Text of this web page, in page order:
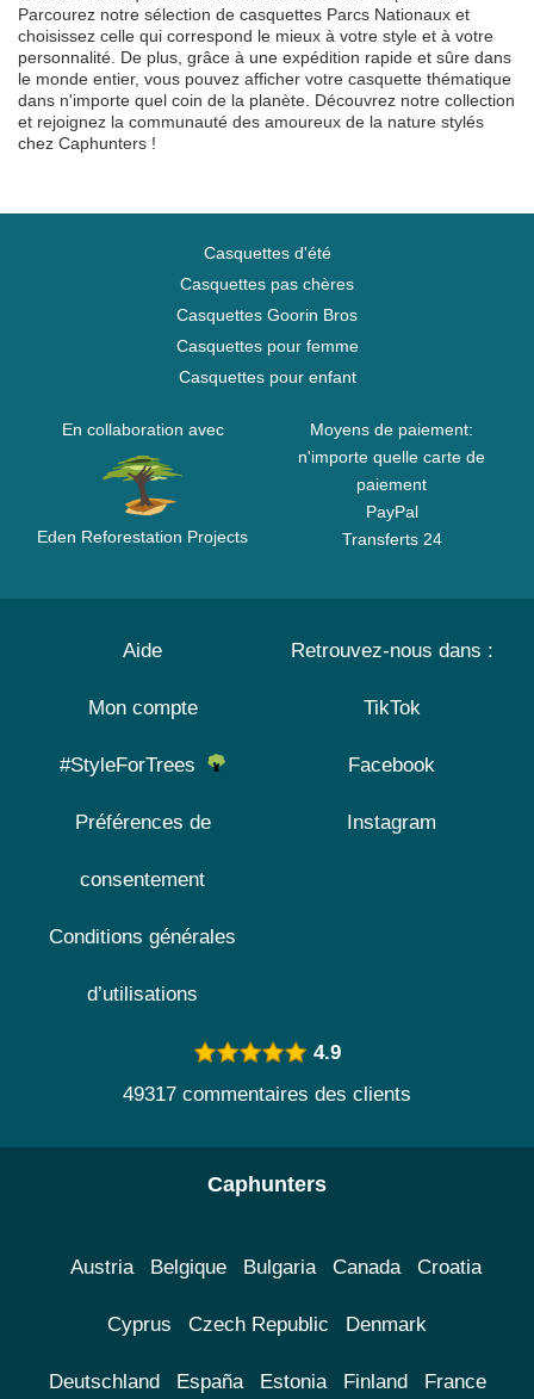
Parcourez notre sélection de casquettes Parcs Nationaux et
choisissez celle qui correspond le mieux à votre style et à votre
personnalité. De plus, grâce à une expédition rapide et sûre dans
le monde entier, vous pouvez afficher votre casquette thématique
dans n'importe quel coin de la planète. Découvrez notre collection
et rejoignez la communauté des amoureux de la nature stylés
chez Caphunters !
Casquettes d'été
Casquettes pas chères
Casquettes Goorin Bros
Casquettes pour femme
Casquettes pour enfant
En collaboration avec
Eden Reforestation Projects
Moyens de paiement:
n'importe quelle carte de
paiement
PayPal
Transferts 24
Aide
Mon compte
#StyleForTrees
Préférences de
consentement
Conditions générales
d’utilisations
Retrouvez-nous dans :
TikTok
Facebook
Instagram
4.9
49317 commentaires des clients
Caphunters
Austria Belgique Bulgaria Canada Croatia
Cyprus Czech Republic Denmark
Deutschland España Estonia Finland France